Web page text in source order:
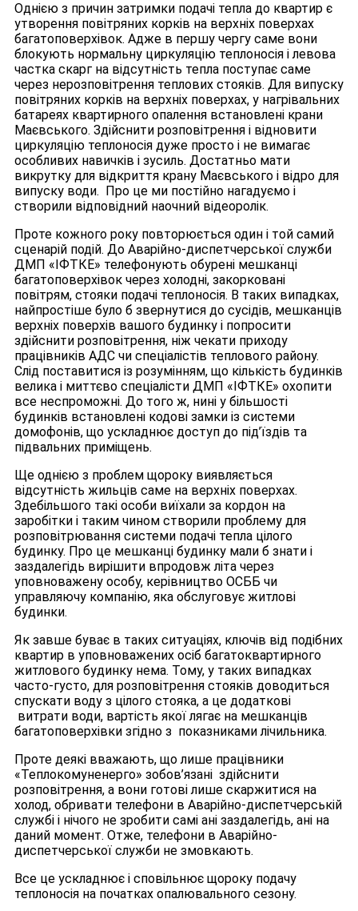
Однією з причин затримки подачі тепла до квартир є
утворення повітряних корків на верхніх поверхах
багатоповерхівок. Адже в першу чергу саме вони
блокують нормальну циркуляцію теплоносія і левова
частка скарг на відсутність тепла поступає саме
через нерозповітрення теплових стояків. Для випуску
повітряних корків на верхніх поверхах, у нагрівальних
батареях квартирного опалення встановлені крани
Маєвського. Здійснити розповітрення і відновити
циркуляцію теплоносія дуже просто і не вимагає
особливих навичків і зусиль. Достатньо мати
викрутку для відкриття крану Маєвського і відро для
випуску води. Про це ми постійно нагадуємо і
створили відповідний наочний відеоролік.
Проте кожного року повторюється один і той самий
сценарій подій. До Аварійно-диспетчерської служби
ДМП «ІФТКЕ» телефонують обурені мешканці
багатоповерхівок через холодні, закорковані
повітрям, стояки подачі теплоносія. В таких випадках,
найпростіше було б звернутися до сусідів, мешканців
верхніх поверхів вашого будинку і попросити
здійснити розповітрення, ніж чекати приходу
працівників АДС чи спеціалістів теплового району.
Слід поставитися із розумінням, що кількість будинків
велика і миттєво спеціалісти ДМП «ІФТКЕ» охопити
все неспроможні. До того ж, нині у більшості
будинків встановлені кодові замки із системи
домофонів, що ускладнює доступ до під’їздів та
підвальних приміщень.
Ще однією з проблем щороку виявляється
відсутність жильців саме на верхніх поверхах.
Здебільшого такі особи виїхали за кордон на
заробітки і таким чином створили проблему для
розповітрювання системи подачі тепла цілого
будинку. Про це мешканці будинку мали б знати і
заздалегідь вирішити впродовж літа через
уповноважену особу, керівництво ОСББ чи
управляючу компанію, яка обслуговує житлові
будинки.
Як завше буває в таких ситуаціях, ключів від подібних
квартир в уповноважених осіб багатоквартирного
житлового будинку нема. Тому, у таких випадках
часто-густо, для розповітрення стояків доводиться
спускати воду з цілого стояка, а це додаткові
витрати води, вартість якої лягає на мешканців
багатоповерхівки згідно з показниками лічильника.
Проте деякі вважають, що лише працівники
«Теплокомуненерго» зобов’язані здійснити
розповітрення, а вони готові лише скаржитися на
холод, обривати телефони в Аварійно-диспетчерській
службі і нічого не зробити самі ані заздалегідь, ані на
даний момент. Отже, телефони в Аварійно-
диспетчерської служби не змовкають.
Все це ускладнює і сповільнює щороку подачу
теплоносія на початках опалювального сезону.